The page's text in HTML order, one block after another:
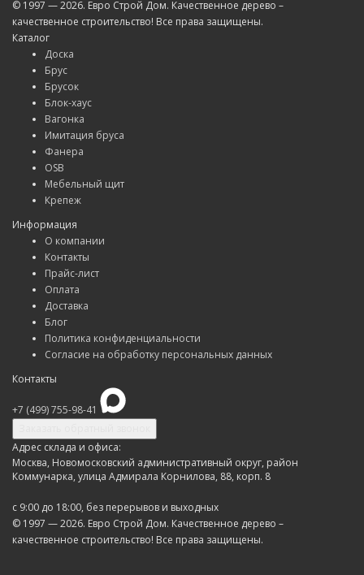
© 1997 — 2026. Евро Строй Дом. Качественное дерево –
качественное строительство! Все права защищены.
Каталог
Доска
Брус
Брусок
Блок-хаус
Вагонка
Имитация бруса
Фанера
OSB
Мебельный щит
Крепеж
Информация
О компании
Контакты
Прайс-лист
Оплата
Доставка
Блог
Политика конфиденциальности
Согласие на обработку персональных данных
Контакты
+7 (499) 755-98-41
Адрес склада и офиса:
Москва, Новомосковский административный округ, район
Коммунарка, улица Адмирала Корнилова, 88, корп. 8
с 9:00 до 18:00, без перерывов и выходных
© 1997 — 2026. Евро Строй Дом. Качественное дерево –
качественное строительство! Все права защищены.